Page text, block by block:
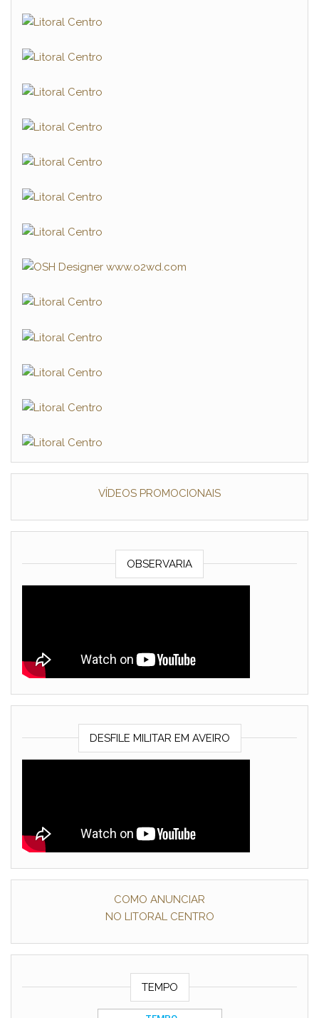
VÍDEOS PROMOCIONAIS
OBSERVARIA
DESFILE MILITAR EM AVEIRO
COMO ANUNCIAR
NO LITORAL CENTRO
TEMPO